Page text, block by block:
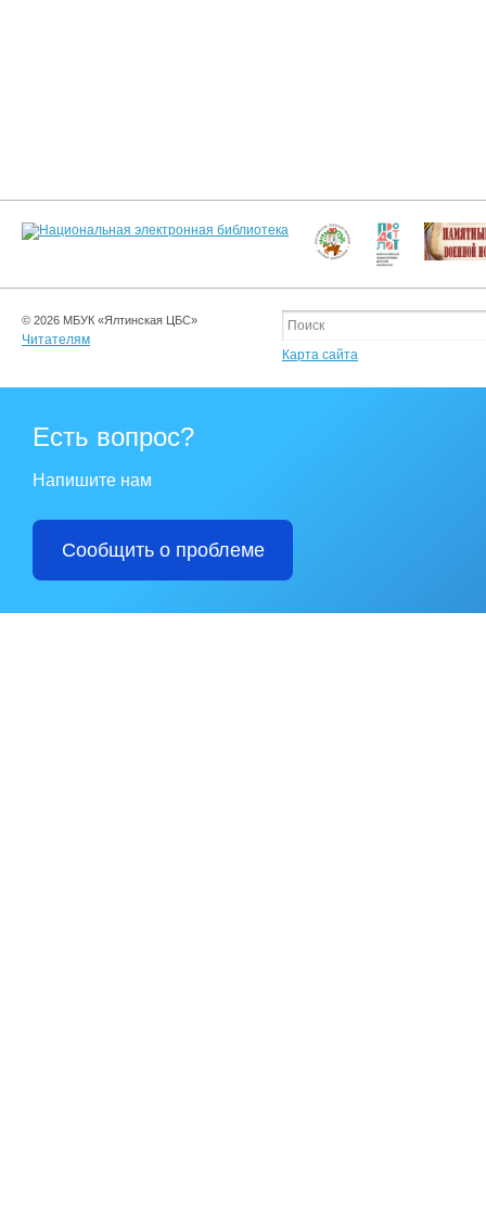
© 2026 МБУК «Ялтинская ЦБС»
Читателям
Карта сайта
Есть вопрос?
Напишите нам
Сообщить о проблеме